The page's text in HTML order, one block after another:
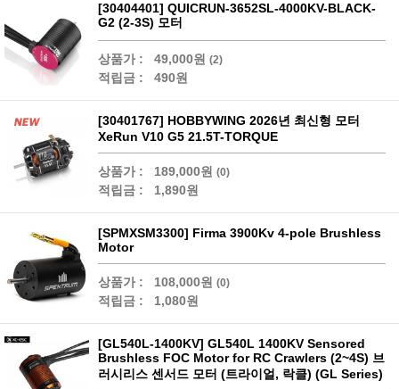
[30404401] QUICRUN-3652SL-4000KV-BLACK-
G2 (2-3S) 모터
상품가 : 49,000원 (2)
적립금 : 490원
[30401767] HOBBYWING 2026년 최신형 모터
XeRun V10 G5 21.5T-TORQUE
상품가 : 189,000원 (0)
적립금 : 1,890원
[SPMXSM3300] Firma 3900Kv 4-pole Brushless
Motor
상품가 : 108,000원 (0)
적립금 : 1,080원
[GL540L-1400KV] GL540L 1400KV Sensored
Brushless FOC Motor for RC Crawlers (2~4S) 브
러시리스 센서드 모터 (트라이얼, 락클) (GL Series)